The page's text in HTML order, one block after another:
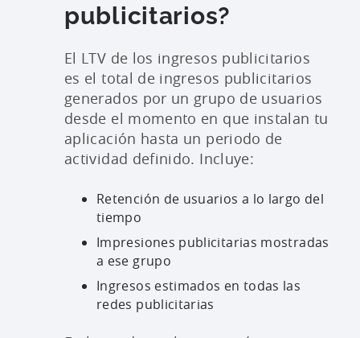
publicitarios?
El LTV de los ingresos publicitarios
es el total de ingresos publicitarios
generados por un grupo de usuarios
desde el momento en que instalan tu
aplicación hasta un periodo de
actividad definido. Incluye:
Retención de usuarios a lo largo del
tiempo
Impresiones publicitarias mostradas
a ese grupo
Ingresos estimados en todas las
redes publicitarias